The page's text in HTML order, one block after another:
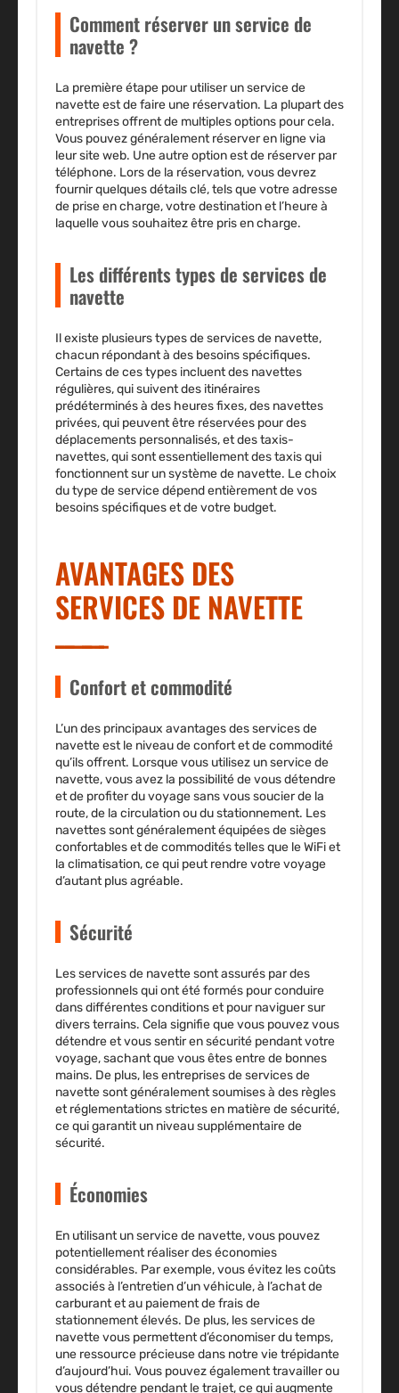
Comment réserver un service de
navette ?
La première étape pour utiliser un service de
navette est de faire une réservation. La plupart des
entreprises offrent de multiples options pour cela.
Vous pouvez généralement réserver en ligne via
leur site web. Une autre option est de réserver par
téléphone. Lors de la réservation, vous devrez
fournir quelques détails clé, tels que votre adresse
de prise en charge, votre destination et l’heure à
laquelle vous souhaitez être pris en charge.
Les différents types de services de
navette
Il existe plusieurs types de services de navette,
chacun répondant à des besoins spécifiques.
Certains de ces types incluent des navettes
régulières, qui suivent des itinéraires
prédéterminés à des heures fixes, des navettes
privées, qui peuvent être réservées pour des
déplacements personnalisés, et des taxis-
navettes, qui sont essentiellement des taxis qui
fonctionnent sur un système de navette. Le choix
du type de service dépend entièrement de vos
besoins spécifiques et de votre budget.
AVANTAGES DES
SERVICES DE NAVETTE
Confort et commodité
L’un des principaux avantages des services de
navette est le niveau de confort et de commodité
qu’ils offrent. Lorsque vous utilisez un service de
navette, vous avez la possibilité de vous détendre
et de profiter du voyage sans vous soucier de la
route, de la circulation ou du stationnement. Les
navettes sont généralement équipées de sièges
confortables et de commodités telles que le WiFi et
la climatisation, ce qui peut rendre votre voyage
d’autant plus agréable.
Sécurité
Les services de navette sont assurés par des
professionnels qui ont été formés pour conduire
dans différentes conditions et pour naviguer sur
divers terrains. Cela signifie que vous pouvez vous
détendre et vous sentir en sécurité pendant votre
voyage, sachant que vous êtes entre de bonnes
mains. De plus, les entreprises de services de
navette sont généralement soumises à des règles
et réglementations strictes en matière de sécurité,
ce qui garantit un niveau supplémentaire de
sécurité.
Économies
En utilisant un service de navette, vous pouvez
potentiellement réaliser des économies
considérables. Par exemple, vous évitez les coûts
associés à l’entretien d’un véhicule, à l’achat de
carburant et au paiement de frais de
stationnement élevés. De plus, les services de
navette vous permettent d’économiser du temps,
une ressource précieuse dans notre vie trépidante
d’aujourd’hui. Vous pouvez également travailler ou
vous détendre pendant le trajet, ce qui augmente